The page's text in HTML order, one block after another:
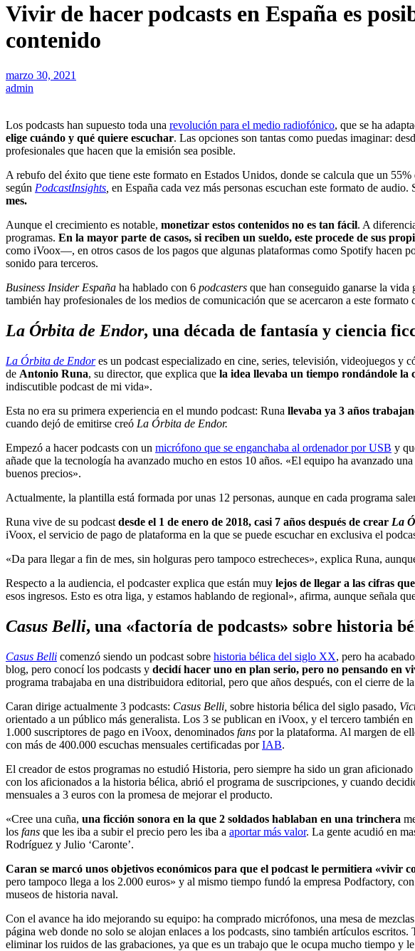
Vivir de hacer podcasts en España es
contenido
marzo 30, 2021
admin
Los podcasts han supuesto toda una revolución para el medio radiofónico, que se ha
elige cuándo y qué quiere escuchar. Las opciones son tantas como puedas imaginar:
profesionales que hacen que la emisión sea posible.
A rebufo del éxito que tiene este formato en Estados Unidos, donde se calcula que un
según PodcastInsights en España cada vez más personas escuchan este formato de audio.
mes.
Aunque el crecimiento es notable, monetizar estos contenidos no es tan fácil. A
programas. En la mayor parte de casos, si reciben un sueldo, este procede de sus
como iVoox—, en otros casos de los pagos que algunas plataformas como Spotify hacen
sonido para terceros.
Business Insider España ha hablado con 6 podcasters que han conseguido ganarse la vida
también hay profesionales de los medios de comunicación que se acercaron a este
La Órbita de Endor, una década de fantasía y ciencia
La Órbita de Endores un podcast especializado en cine, series, televisión, videojuegos y
de Antonio Runa, su director, que explica que la idea llevaba un tiempo rondándole la
indiscutible podcast de mi vida».
Esta no era su primera experiencia en el mundo podcast: Runa llevaba ya 3 años
cuando dejó de emitirse creó La Órbita de Endor.
Empezó a hacer podcasts con un micrófono que se enganchaba al ordenador por USB y
añade que la tecnología ha avanzado mucho en estos 10 años. «El equipo ha avanzado
buenos precios».
Actualmente, la plantilla está formada por unas 12 personas, aunque en cada programa
Runa vive de su podcast desde el 1 de enero de 2018, casi 7 años después de crear La
iVoox, el servicio de pago de plataforma en la que se puede escuchar en exclusiva el
«Da para llegar a fin de mes, sin holguras pero tampoco estrecheces», explica Runa,
Respecto a la audiencia, el podcaster explica que están muy lejos de llegar a las cifras
esos ingresos. Esto es otra liga, y estamos hablando de regional», afirma, aunque señala
Casus Belli, una «factoría de podcasts» sobre historia
Casus Belli comenzó siendo un podcast sobre historia bélica del siglo XX, pero ha
blog, pero conocí los podcasts y decidí hacer uno en plan serio, pero no pensando en
programa trabajaba en una distribuidora editorial, pero que años después, con el cierre de
Caran dirige actualmente 3 podcasts: Casus Belli, sobre historia bélica del siglo pasado,
orientado a un público más generalista. Los 3 se publican en iVoox, y el tercero también
1.000 suscriptores de pago en iVoox, denominados fans por la plataforma. Al margen de
con más de 400.000 escuchas mensuales certificadas porIAB.
El creador de estos programas no estudió Historia, pero siempre ha sido un gran
con los aficionados a la historia bélica, abrió el programa de suscripciones, y cuando
mensuales a 3 euros con la promesa de mejorar el producto.
«Cree una cuña, una ficción sonora en la que 2 soldados hablaban en una trinchera
los fans que les iba a subir el precio pero les iba a aportar más valor. La gente acudió en
Rodríguez y Julio ‘Caronte’.
Caran se marcó unos objetivos económicos para que el podcast le permitiera «vivir
pero tampoco llega a los 2.000 euros» y al mismo tiempo fundó la empresa Podfactory,
museos de historia naval.
Con el avance ha ido mejorando su equipo: ha comprado micrófonos, una mesa de
página web donde no solo se alojan enlaces a los podcasts, sino también artículos escritos.
eliminar los ruidos de las grabaciones, ya que es un trabajo que le ocupa mucho tiempo y